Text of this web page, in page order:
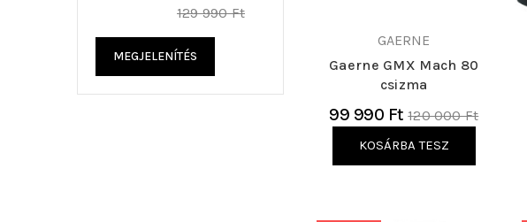
129 990 Ft
MEGJELENÍTÉS
GAERNE
Gaerne GMX Mach 80
csizma
99 990 Ft Normál
ár
120 000 Ft
KOSÁRBA TESZ